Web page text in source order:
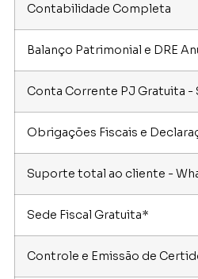
Contabilidade Completa
Balanço Patrimonial e DRE
Conta Corrente PJ Gratuita -
Obrigações Fiscais e
Suporte total ao cliente -
Sede Fiscal Gratuita*
Controle e Emissão de